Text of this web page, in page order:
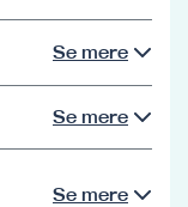
Se mere
Se mere
Se mere